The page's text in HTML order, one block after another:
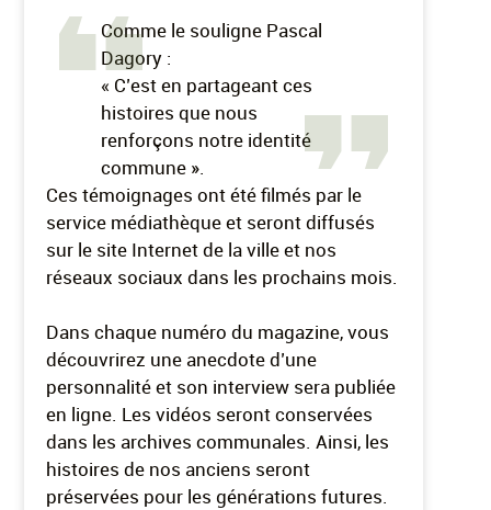
Comme le souligne Pascal
Dagory :
« C’est en partageant ces
histoires que nous
renforçons notre identité
commune ».
Ces témoignages ont été filmés par le
service médiathèque et seront diffusés
sur le site Internet de la ville et nos
réseaux sociaux dans les prochains mois.
Dans chaque numéro du magazine, vous
découvrirez une anecdote d’une
personnalité et son interview sera publiée
en ligne. Les vidéos seront conservées
dans les archives communales. Ainsi, les
histoires de nos anciens seront
préservées pour les générations futures.